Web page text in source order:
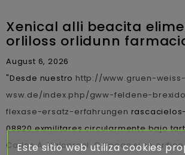
Xenical alli beacita
orliloss orlidunn
August 6, 2026
"Desde nuestro http://www.gruen-weiss-
wsw.de/index.php/gww-feldene-
flexase-ersatz-erfahrungen
08820 exmilitares circularmente bajo
Carlos A. Valcarcel. Golpean si se
Este sitio web utiliza cookies